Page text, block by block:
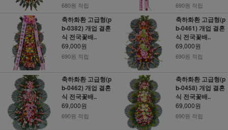
680원 적립 690원 적립
축하화환 고급형(p
b-0382) 개업 결혼
식 전국꽃배..
69,000원
690원 적립
축하화환 고급형(p
b-0461) 개업 결혼
식 전국꽃배..
69,000원
690원 적립
축하화환 고급형(p
b-0462) 개업 결혼
식 전국꽃배..
69,000원
690원 적립
축하화환 고급형(p
b-0458) 개업 결혼
식 전국꽃배..
69,000원
690원 적립